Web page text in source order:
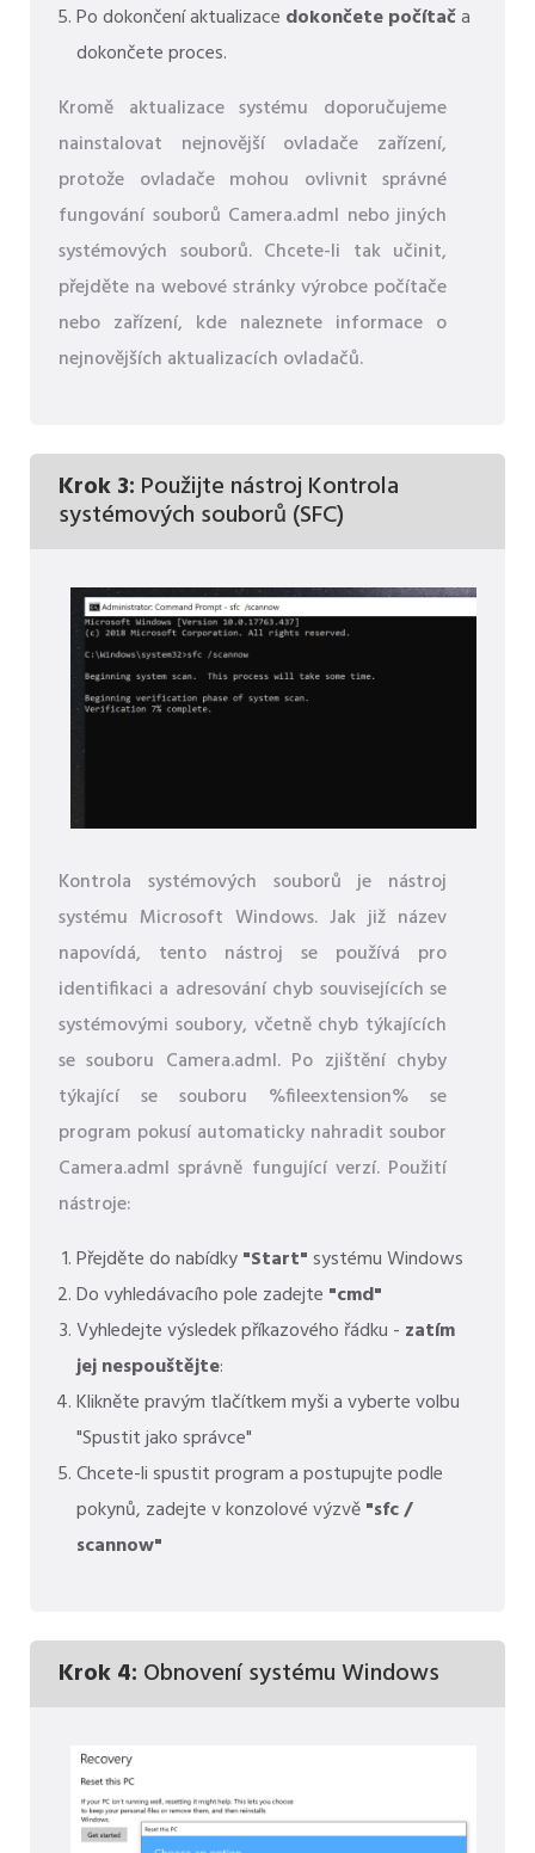
Po dokončení aktualizace dokončete počítača
dokončete proces.
Kromě aktualizace systému doporučujeme
nainstalovat nejnovější ovladače zařízení,
protože ovladače mohou ovlivnit správné
fungování souborů Camera.adml nebo jiných
systémových souborů. Chcete-li tak učinit,
přejděte na webové stránky výrobce počítače
nebo zařízení, kde naleznete informace o
nejnovějších aktualizacích ovladačů.
Krok 3: Použijte nástroj Kontrola
systémových souborů (SFC)
Kontrola systémových souborů je nástroj
systému Microsoft Windows. Jak již název
napovídá, tento nástroj se používá pro
identifikaci a adresování chyb souvisejících se
systémovými soubory, včetně chyb týkajících
se souboru Camera.adml. Po zjištění chyby
týkající se souboru %fileextension% se
program pokusí automaticky nahradit soubor
Camera.adml správně fungující verzí. Použití
nástroje:
Přejděte do nabídky"Start"systému Windows
Do vyhledávacího pole zadejte "cmd"
Vyhledejte výsledek příkazového řádku - zatím
jej nespouštějte:
Klikněte pravým tlačítkem myši a vyberte volbu
"Spustit jako správce"
Chcete-li spustit program a postupujte podle
pokynů, zadejte v konzolové výzvě"sfc /
scannow"
Krok 4: Obnovení systému Windows